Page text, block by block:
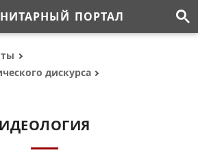
ПОРТАЛ
дискурса
ИДЕОЛОГИЯ